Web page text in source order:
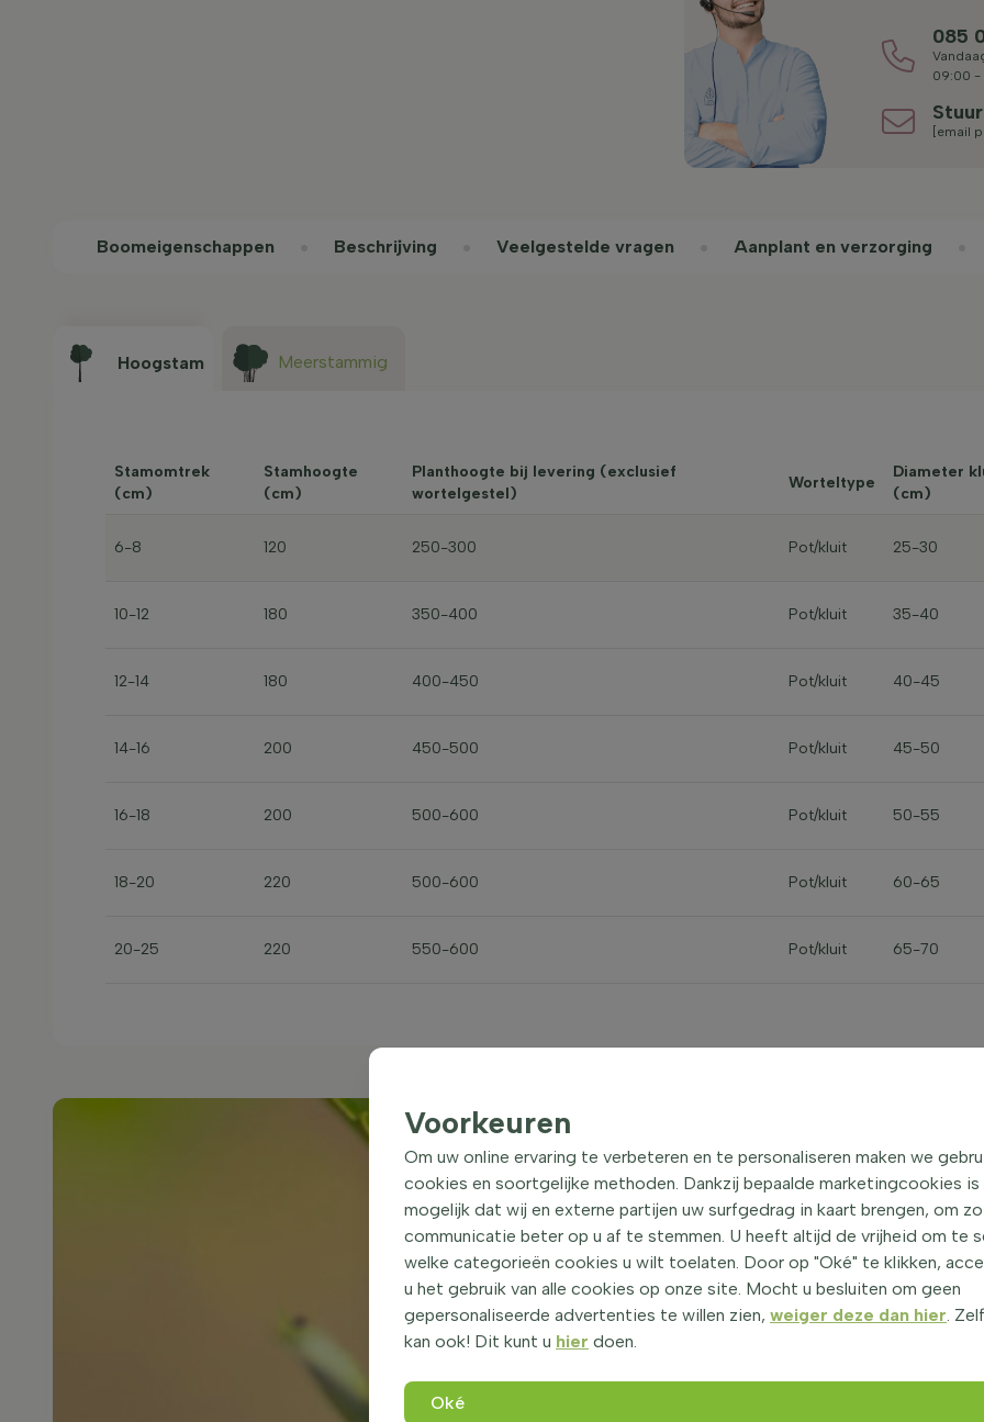
085
09:00 -
[email
Boom­eigen­schappen Beschrijving Veelgestelde vragen Aanplant en verzorging
Hoogstam Meerstammig
Stamomtrek
(cm)
Stamhoogte
(cm)
Planthoogte bij levering (exclusief
wortelgestel)
Worteltype
Diameter
(cm)
6-8 120 250-300 Pot/kluit 25-30
10-12 180 350-400 Pot/kluit 35-40
12-14 180 400-450 Pot/kluit 40-45
14-16 200 450-500 Pot/kluit 45-50
16-18 200 500-600 Pot/kluit 50-55
18-20 220 500-600 Pot/kluit 60-65
20-25 220 550-600 Pot/kluit 65-70
Boom­eigen­schappen
Acer rubrum 'October Glory'
Rode esdoorn
Geslacht
Acer (Esdoorn)
Worteltype
Voorkeuren
Om uw online ervaring te verbeteren en te personaliseren maken we
cookies en soortgelijke methoden. Dankzij bepaalde marketingcookies is
mogelijk dat wij en externe partijen uw surfgedrag in kaart brengen, om
communicatie beter op u af te stemmen. U heeft altijd de vrijheid om te
welke categorieën cookies u wilt toelaten. Door op "Oké" te klikken,
u het gebruik van alle cookies op onze site. Mocht u besluiten om geen
gepersonaliseerde advertenties te willen zien, weiger deze dan hier.
kan ook! Dit kunt u hier doen.
Oké